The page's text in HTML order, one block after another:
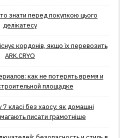
знати перед покупкою цього
делікатесу
кордонів, якщо їх перевозить
ARK.CRYO
как не потерять время и
площадке
7 класі без хаосу: як домашні
писати грамотніше